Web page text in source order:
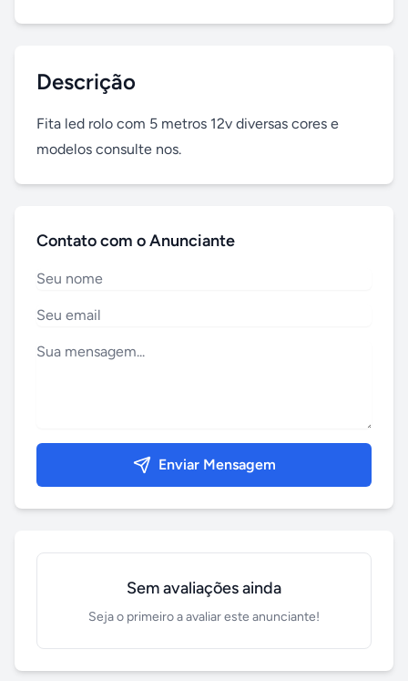
Descrição
Fita led rolo com 5 metros 12v diversas cores e
modelos consulte nos.
Contato com o Anunciante
Enviar Mensagem
Sem avaliações ainda
Seja o primeiro a avaliar este anunciante!